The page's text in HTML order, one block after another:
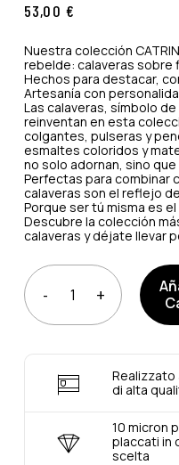
53,00€
Nuestra colección
rebelde: calaveras sobre
Hechos para destacar,
Artesanía con
Las calaveras, símbolo
reinventan en esta
colgantes, pulseras y
esmaltes coloridos y
no solo adornan, sino
Perfectas para combinar
calaveras son el reflejo
Porque ser tú misma es el
Descubre la colección
calaveras y déjate llevar
Realizzato
di alta
10 micron
placcati in
scelta